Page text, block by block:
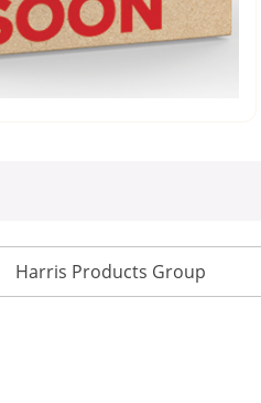
Harris Products Group